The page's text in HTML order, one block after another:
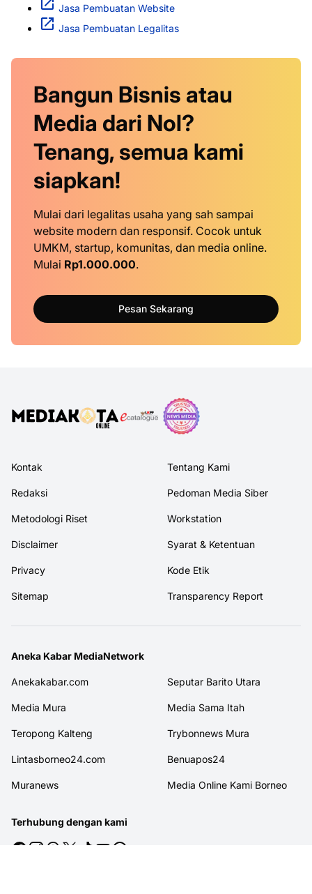
Jasa Pembuatan Website
Jasa Pembuatan Legalitas
Bangun Bisnis atau
Media dari Nol?
Tenang, semua kami
siapkan!
Mulai dari legalitas usaha yang sah sampai
website modern dan responsif. Cocok untuk
UMKM, startup, komunitas, dan media online.
Mulai Rp1.000.000.
Pesan Sekarang
Kontak Tentang Kami
Redaksi Pedoman Media Siber
Metodologi Riset Workstation
Disclaimer Syarat & Ketentuan
Privacy Kode Etik
Sitemap Transparency Report
Aneka Kabar MediaNetwork
Anekakabar.com Seputar Barito Utara
Media Mura Media Sama Itah
Teropong Kalteng Trybonnews Mura
Lintasborneo24.com Benuapos24
Muranews Media Online Kami Borneo
Terhubung dengan kami